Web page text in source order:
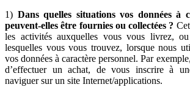
1) Dans quelles situations vos données à
peuvent-elles être fournies ou collectées ?
les activités auxquelles vous vous livrez,
lesquelles vous vous trouvez, lorsque nous
vos données à caractère personnel. Par
d’effectuer un achat, de vous inscrire à
naviguer sur un site Internet/applications.